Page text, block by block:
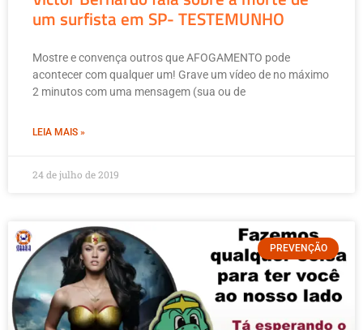
um surfista em SP- TESTEMUNHO
Mostre e convença outros que AFOGAMENTO pode
acontecer com qualquer um! Grave um vídeo de no máximo
2 minutos com uma mensagem (sua ou de
LEIA MAIS »
24 de julho de 2019
PREVENÇÃO